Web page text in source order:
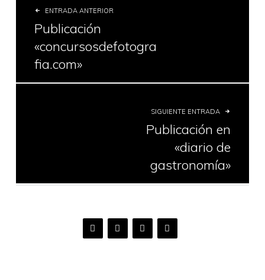
ENTRADA ANTERIOR
Publicación
«concursosdefotogra
fia.com»
SIGUIENTE ENTRADA
Publicación en
«diario de
gastronomía»